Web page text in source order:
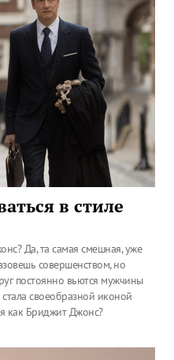
в стиле
Да, та самая смешная, уже
совершенством, но
постоянно вьются мужчины
своеобразной иконой
как Бриджит Джонс?